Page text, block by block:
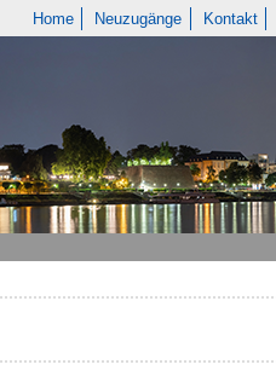
Home Neuzugänge Kontakt